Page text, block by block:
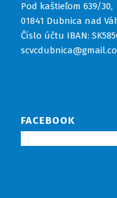
Pod kaštieľom 639/30,
01841 Dubnica nad
Číslo účtu IBAN:
FACEBOOK